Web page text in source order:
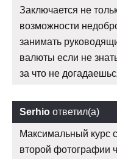
Заключается не
возможности
занимать
валюты если не
за что не
Serhio ответил(а)
Максимальный курс
второй фотографии